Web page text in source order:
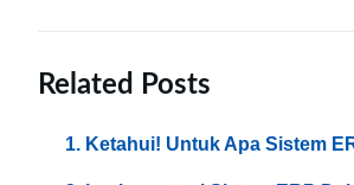
tentang bagaimana
keamanan sistem SAP,
Related Posts
Ketahui! Untuk Apa Sistem